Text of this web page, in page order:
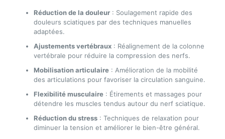
Réduction de la douleur: Soulagement rapide des
douleurs sciatiques par des techniques manuelles
adaptées.
Ajustements vertébraux: Réalignement de la colonne
vertébrale pour réduire la compression des nerfs.
Mobilisation articulaire: Amélioration de la mobilité
des articulations pour favoriser la circulation sanguine.
Flexibilité musculaire: Étirements et massages pour
détendre les muscles tendus autour du nerf sciatique.
Réduction du stress: Techniques de relaxation pour
diminuer la tension et améliorer le bien-être général.